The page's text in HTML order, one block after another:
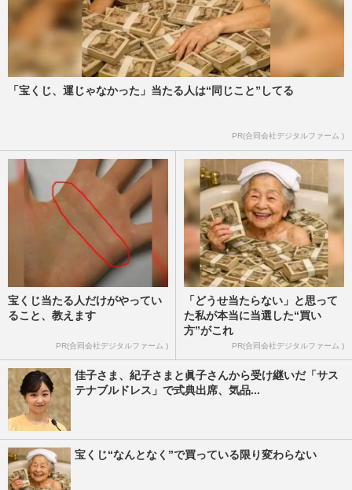
「宝くじ、運じゃなかった」当たる人は“同じこと”してる
PR(合同会社デジタルファーム )
宝くじ当たる人だけがやってい
ること、教えます
PR(合同会社デジタルファーム )
「どうせ当たらない」と思って
た私が本当に当選した“買い
方”がこれ
PR(合同会社デジタルファーム )
佳子さま、紀子さまと眞子さんから受け継いだ「サス
テナブルドレス」で式典出席、気品...
宝くじ“なんとなく”で買っている限り変わらない